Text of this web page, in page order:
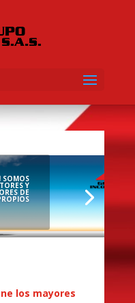
SOMOS
Y
DE
los mayores